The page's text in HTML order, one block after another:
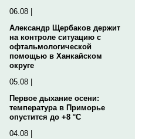
06.08 |
Александр Щербаков держит
на контроле ситуацию с
офтальмологической
помощью в Ханкайском
округе
05.08 |
Первое дыхание осени:
температура в Приморье
опустится до +8 °C
04.08 |